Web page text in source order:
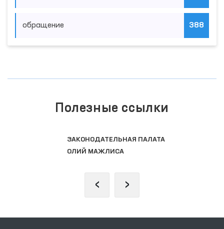
обращение 388
Полезные ссылки
ЗАКОНОДАТЕЛЬНАЯ ПАЛАТА
ОЛИЙ МАЖЛИСА
‹ ›